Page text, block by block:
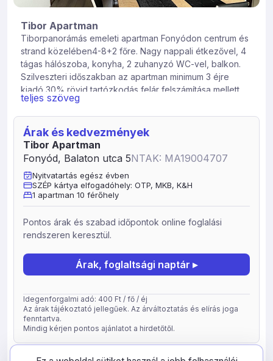
Tibor Apartman
Tiborpanorámás emeleti apartman Fonyódon centrum és
strand közelében4-8+2 főre. Nagy nappali étkezővel, 4
tágas hálószoba, konyha, 2 zuhanyzó WC-vel, balkon.
Szilveszteri időszakban az apartman minimum 3 éjre
kiadó 30% rövid tartózkodás felár felszámítása mellett.
Grillező, bográcsozó hely és parkolás az udvarban. A
tulajdonos teljesen szeparáltan a földszinten lakik.Kis
méretű kutya felár ellenében hozható.(1500 Ft/nap).
Rövid tartózkodás (1,2,3 éj) esetén 20% felárat
számítunk fel .Balaton: 300 m, bolt: 300 m, étterem: 300
mA SIPOS-HEGYI KILÁTÓA város másik “hegye a Sipos-
hegy. A Sipos-hegyen kellemes erdei utakon egy erdei
tornapálya található. Legmagasabb pontján lévő másik
kilátóból hasonlóan gyönyörű panoráma tárul elénk.
Javasoljuk, hogy egy fél órás könnyű sétával a Balaton
felőli hegyfalon végig vezető sétányon közelítsék meg,
teljes szöveg
Árak és kedvezmények
Tibor Apartman
Fonyód, Balaton utca 5NTAK: MA19004707
Nyitvatartás egész évben
SZÉP kártya elfogadóhely: OTP, MKB, K&H
1 apartman 10 férőhely
Pontos árak és szabad időpontok online foglalási
rendszeren keresztül.
Árak, foglaltsági naptár ▸
Idegenforgalmi adó: 400 Ft / fő / éj
Az árak tájékoztató jellegűek. Az árváltoztatás és elírás joga
fenntartva.
Mindig kérjen pontos ajánlatot a hirdetőtől.
frissítve: 2026-05-05 34099